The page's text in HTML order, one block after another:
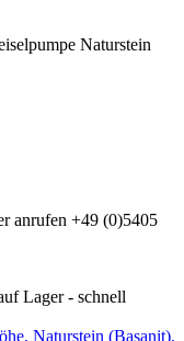
Naturstein
anrufen +49 (0)5405
Lager - schnell